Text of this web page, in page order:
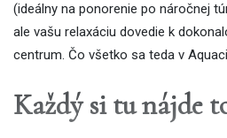
(ideálny na ponorenie po náročnej
ale vašu relaxáciu dovedie k
centrum. Čo všetko sa teda v
Každý si tu nájde